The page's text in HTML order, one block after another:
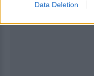
Data Deletion